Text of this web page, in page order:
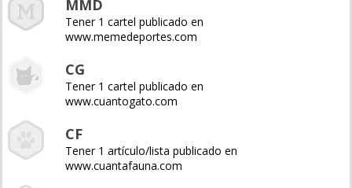
MMD
Tener 1 cartel publicado en
www.memedeportes.com
CG
Tener 1 cartel publicado en
www.cuantogato.com
CF
Tener 1 artículo/lista publicado en
www.cuantafauna.com